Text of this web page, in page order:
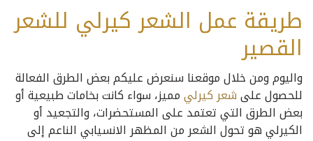
طريقة عمل الشعر كيرلي للشعر
القصير
واليوم ومن خلال موقعنا سنعرض عليكم بعض الطرق الفعالة
للحصول علىشعر كيرليمميز، سواء كانت بخامات طبيعية أو
بعض الطرق التي تعتمد على المستحضرات، والتجعيد أو
الكيرلي هو تحول الشعر من المظهر الانسيابي الناعم إلى